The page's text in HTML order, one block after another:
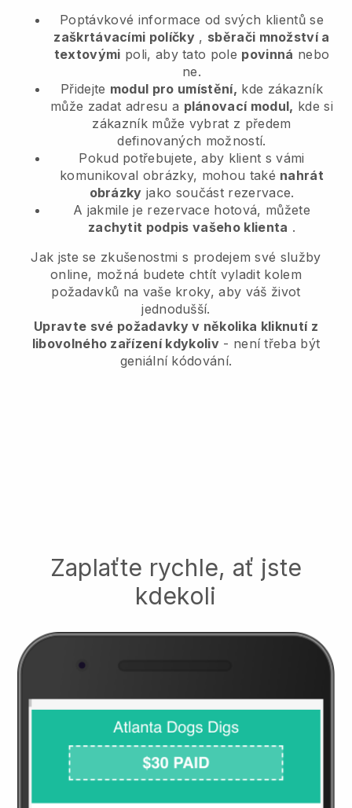
Poptávkové informace od svých klientů se
zaškrtávacími políčky , sběrači množství a
textovými poli, aby tato pole povinná nebo
ne.
Přidejte modul pro umístění, kde zákazník
může zadat adresu a plánovací modul, kde si
zákazník může vybrat z předem
definovaných možností.
Pokud potřebujete, aby klient s vámi
komunikoval obrázky, mohou také nahrát
obrázky jako součást rezervace.
A jakmile je rezervace hotová, můžete
zachytit podpis vašeho klienta .
Jak jste se zkušenostmi s prodejem své služby
online, možná budete chtít vyladit kolem
požadavků na vaše kroky, aby váš život
jednodušší.
Upravte své požadavky v několika kliknutí z
libovolného zařízení kdykoliv- není třeba být
geniální kódování.
Zaplaťte rychle, ať jste
kdekoli